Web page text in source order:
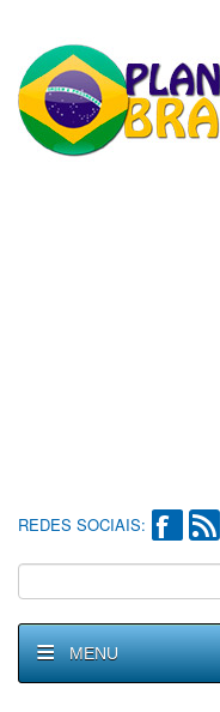
REDES SOCIAIS:
MENU